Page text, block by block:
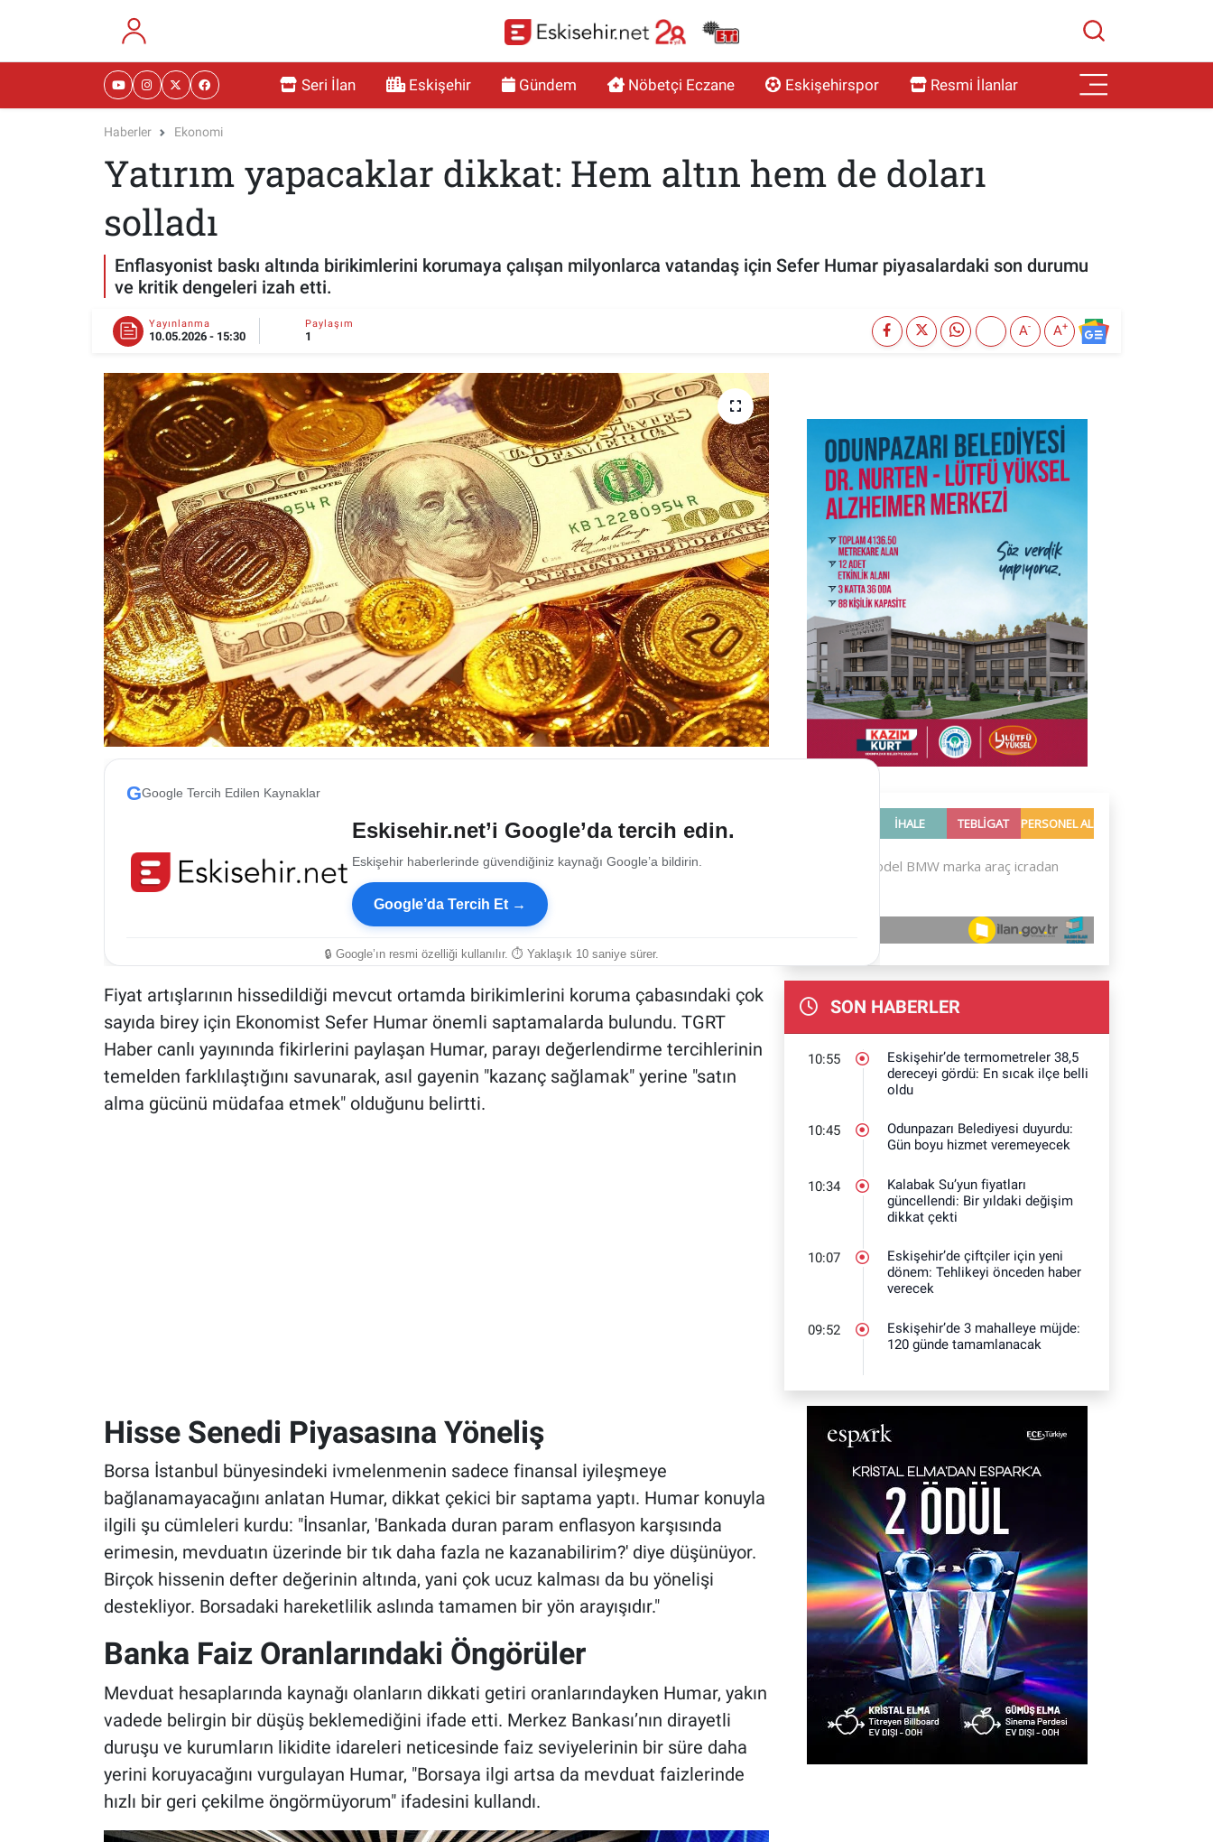
Seri İlan Eskişehir Gündem Nöbetçi Eczane Eskişehirspor Resmi İlanlar
Haberler Ekonomi
Yatırım yapacaklar dikkat: Hem altın hem de doları
solladı
Enflasyonist baskı altında birikimlerini korumaya çalışan milyonlarca vatandaş için Sefer Humar piyasalardaki son durumu
ve kritik dengeleri izah etti.
Yayınlanma
10.05.2026 - 15:30
Paylaşım
1 A- A+
GGoogle Tercih Edilen Kaynaklar
Eskisehir.net’i Google’da tercih edin.
Eskişehir haberlerinde güvendiğiniz kaynağı Google’a bildirin.
Google’da Tercih Et →
🔒 Google’ın resmi özelliği kullanılır. ⏱ Yaklaşık 10 saniye sürer.
Fiyat artışlarının hissedildiği mevcut ortamda birikimlerini koruma çabasındaki çok
sayıda birey için Ekonomist Sefer Humar önemli saptamalarda bulundu. TGRT
Haber canlı yayınında fikirlerini paylaşan Humar, parayı değerlendirme tercihlerinin
temelden farklılaştığını savunarak, asıl gayenin "kazanç sağlamak" yerine "satın
alma gücünü müdafaa etmek" olduğunu belirtti.
Hisse Senedi Piyasasına Yöneliş
Borsa İstanbul bünyesindeki ivmelenmenin sadece finansal iyileşmeye
bağlanamayacağını anlatan Humar, dikkat çekici bir saptama yaptı. Humar konuyla
ilgili şu cümleleri kurdu: "İnsanlar, 'Bankada duran param enflasyon karşısında
erimesin, mevduatın üzerinde bir tık daha fazla ne kazanabilirim?' diye düşünüyor.
Birçok hissenin defter değerinin altında, yani çok ucuz kalması da bu yönelişi
destekliyor. Borsadaki hareketlilik aslında tamamen bir yön arayışıdır."
Banka Faiz Oranlarındaki Öngörüler
Mevduat hesaplarında kaynağı olanların dikkati getiri oranlarındayken Humar, yakın
vadede belirgin bir düşüş beklemediğini ifade etti. Merkez Bankası’nın dirayetli
duruşu ve kurumların likidite idareleri neticesinde faiz seviyelerinin bir süre daha
yerini koruyacağını vurgulayan Humar, "Borsaya ilgi artsa da mevduat faizlerinde
hızlı bir geri çekilme öngörmüyorum" ifadesini kullandı.
SON HABERLER
10:55
Eskişehir’de termometreler 38,5
dereceyi gördü: En sıcak ilçe belli
oldu
10:45
Odunpazarı Belediyesi duyurdu:
Gün boyu hizmet veremeyecek
10:34
Kalabak Su’yun fiyatları
güncellendi: Bir yıldaki değişim
dikkat çekti
10:07
Eskişehir’de çiftçiler için yeni
dönem: Tehlikeyi önceden haber
verecek
09:52
Eskişehir’de 3 mahalleye müjde:
120 günde tamamlanacak
RESMİ İLANLAR
MAGAZİN
TEKNOLOJİ
ESKİŞEHİR NÖBETÇİ ECZANELER
Eskişehir Haber İçerikleri
Eskişehir Hava Durumu
Eskişehir Tramvay Saatleri
Eskişehir Otobüs Saatleri
Eskişehir Nöbetçi Eczaneler
Eskişehir Namaz Vakitleri
Eskişehir Trafik Yoğunluk Haritası
Süper Lig Puan Durumu ve Fikstür
Tüm Manşetler
Son Dakika Haberleri
Haber Arşivi